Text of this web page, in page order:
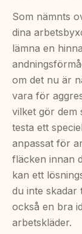
Som nämnts
dina
lämna en
om det nu är
vara för
vilket gör dem
testa ett
anpassat för
fläcken innan
kan ett
du inte skadar
också en bra
arbetskläder.